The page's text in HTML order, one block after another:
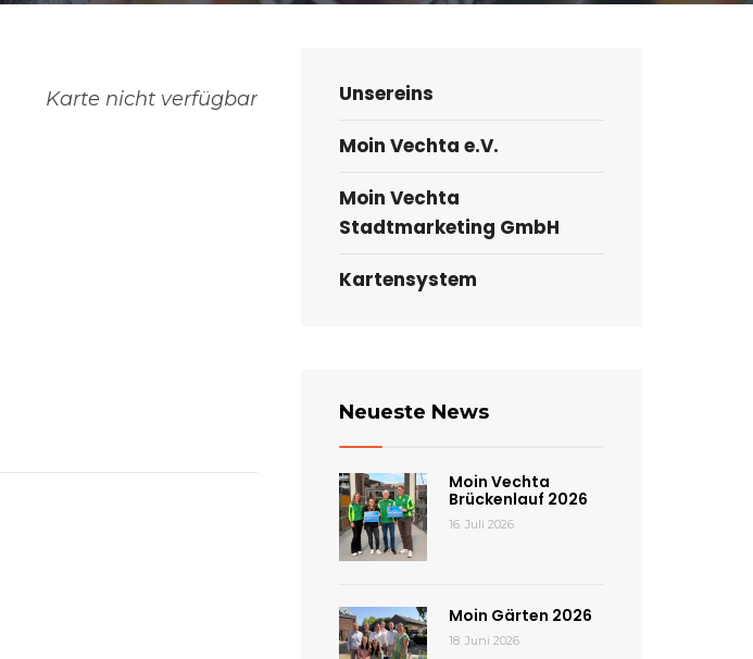
Karte nicht verfügbar
Unsereins
Moin Vechta e.V.
Moin Vechta
Stadtmarketing GmbH
Kartensystem
Neueste News
Moin Vechta
Brückenlauf 2026
16. Juli 2026
Moin Gärten 2026
18. Juni 2026